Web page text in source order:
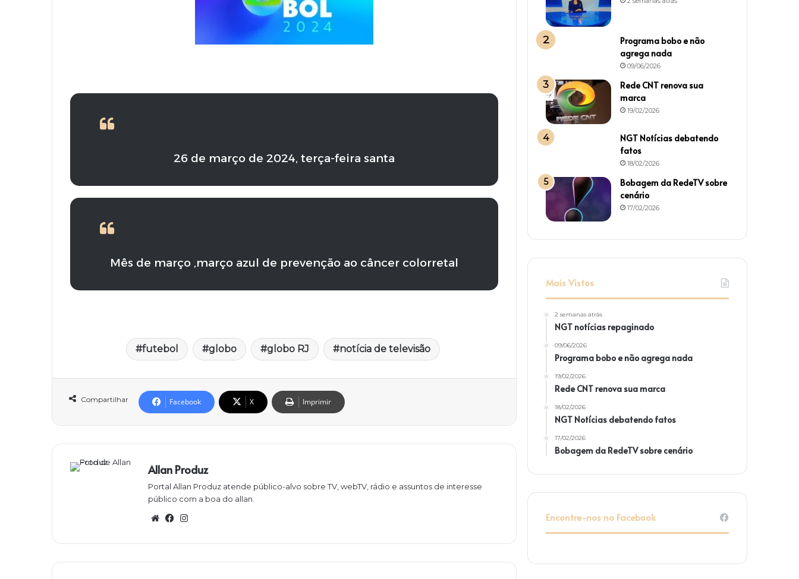
26 de março de 2024, terça-feira santa
Mês de março ,março azul de prevenção ao câncer colorretal
futebol globo globo RJ notícia de televisão
Compartilhar Facebook X Imprimir
Allan Produz
Portal Allan Produz atende público-alvo sobre TV, webTV, rádio e assuntos de interesse
público com a boa do allan.
W
sit
e
Fa
bo
ok
gra
m
Programa bobo e não
agrega nada
09/06/2026
Rede CNT renova sua
marca
19/02/2026
NGT Notícias debatendo
fatos
18/02/2026
Bobagem da RedeTV sobre
cenário
17/02/2026
Mais Vistos
2 semanas atrás
NGT notícias repaginado
09/06/2026
Programa bobo e não agrega nada
19/02/2026
Rede CNT renova sua marca
18/02/2026
NGT Notícias debatendo fatos
17/02/2026
Bobagem da RedeTV sobre cenário
Encontre-nos no Facebook